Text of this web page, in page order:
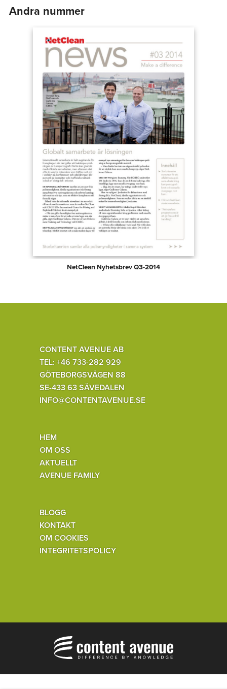
Andra nummer
NetClean Nyhetsbrev Q3-2014
CONTENT AVENUE AB
TEL: +46 733-282 929
GÖTEBORGSVÄGEN 88
SE-433 63 SÄVEDALEN
INFO@CONTENTAVENUE.SE
HEM
OM OSS
AKTUELLT
AVENUE FAMILY
BLOGG
KONTAKT
OM COOKIES
INTEGRITETSPOLICY